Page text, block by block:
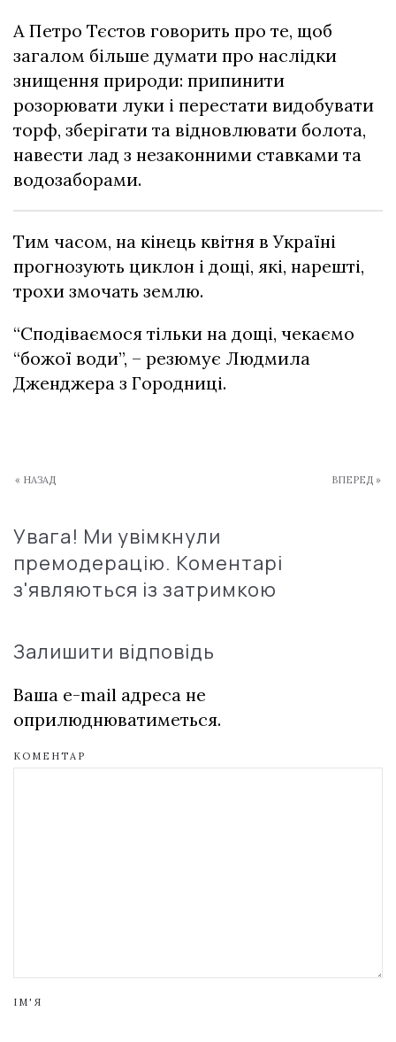
А Петро Тєстов говорить про те, щоб
загалом більше думати про наслідки
знищення природи: припинити
розорювати луки і перестати видобувати
торф, зберігати та відновлювати болота,
навести лад з незаконними ставками та
водозаборами.
Тим часом, на кінець квітня в Україні
прогнозують циклон і дощі, які, нарешті,
трохи змочать землю.
“Сподіваємося тільки на дощі, чекаємо
“божої води”, – резюмує Людмила
Дженджера з Городниці.
« НАЗАД ВПЕРЕД »
Увага! Ми увімкнули
премодерацію. Коментарі
з'являються із затримкою
Залишити відповідь
Ваша e-mail адреса не
оприлюднюватиметься.
КОМЕНТАР
ІМ'Я